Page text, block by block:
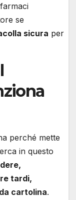
se
sicura per
perché mette
in questo
tardi,
cartolina.